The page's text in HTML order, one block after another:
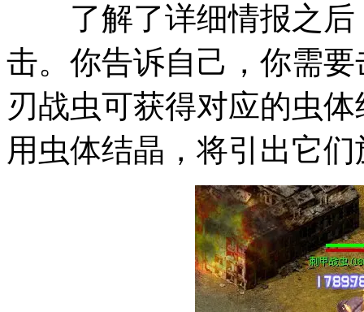
了解了详细情报之后
击。你告诉自己，你需
刃战虫可获得对应的虫
用虫体结晶，将引出它